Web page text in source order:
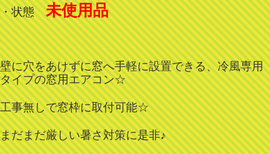
・状態未使用品
壁に穴をあけずに窓へ手軽に設置できる、冷風専用
タイプの窓用エアコン☆
工事無しで窓枠に取付可能☆
まだまだ厳しい暑さ対策に是非♪